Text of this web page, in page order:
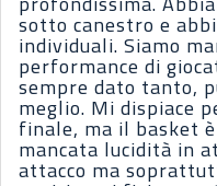
sotto canestro e
individuali. Siamo
performance di
sempre dato tanto,
meglio. Mi dispiace
finale, ma il basket
mancata lucidità in
attacco ma